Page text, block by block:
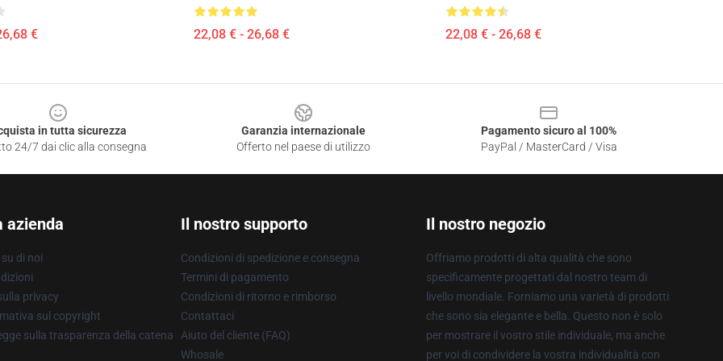
€ 22,08 € - 26,68 € 22,08 € - 26,68 €
in tutta sicurezza
24/7 dai clic alla consegna
Garanzia internazionale
Offerto nel paese di utilizzo
Pagamento sicuro al 100%
PayPal / MasterCard / Visa
azienda
di noi
privacy
sul copyright
sulla trasparenza della catena
Il nostro supporto
Condizioni di spedizione e consegna
Termini di pagamento
Condizioni di ritorno e rimborso
Contattaci
Aiuto del cliente (FAQ)
Whosale
Il nostro negozio
Offriamo prodotti di alta qualità che sono
specificamente progettati dal nostro team di
livello mondiale. Forniamo una varietà di prodotti
che sono sia elegante e bella. Questo non è solo
per mostrare il vostro stile individuale, ma anche
per voi di condividere la vostra individualità con